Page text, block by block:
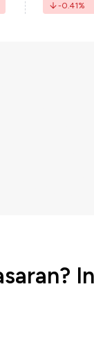
-0.41%